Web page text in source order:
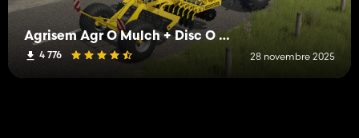
Agrisem Agr O Mulch + Disc O Mulch Pack
4 776 28 novembre 2025